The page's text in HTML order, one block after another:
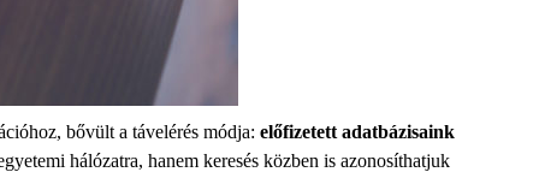
bővült a távelérés módja: előfizetett adatbázisaink
hálózatra, hanem keresés közben is azonosíthatjuk